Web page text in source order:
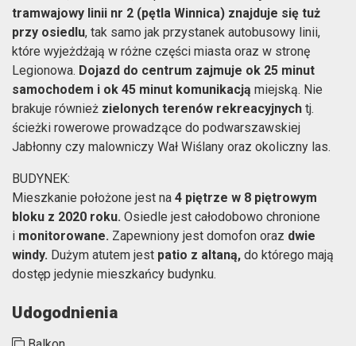
tramwajowy linii nr 2 (pętla Winnica) znajduje się tuż
przy osiedlu, tak samo jak przystanek autobusowy linii,
które wyjeżdżają w różne części miasta oraz w stronę
Legionowa. Dojazd do centrum zajmuje ok 25 minut
samochodem i ok 45 minut komunikacją miejską. Nie
brakuje również zielonych terenów rekreacyjnych tj.
ścieżki rowerowe prowadzące do podwarszawskiej
Jabłonny czy malowniczy Wał Wiślany oraz okoliczny las.
BUDYNEK:
Mieszkanie położone jest na 4 piętrze w 8 piętrowym
bloku z 2020 roku. Osiedle jest całodobowo chronione
i monitorowane. Zapewniony jest domofon oraz dwie
windy. Dużym atutem jest patio z altaną, do którego mają
dostęp jedynie mieszkańcy budynku.
Udogodnienia